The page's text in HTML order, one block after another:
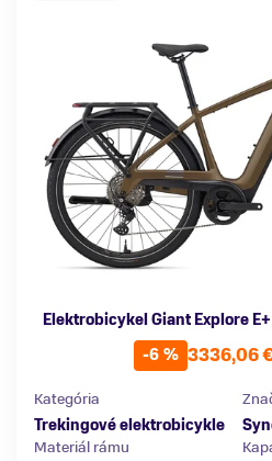
Elektrobicykel Giant Explore
-6 % 3336,06
Kategória
Trekingové elektrobicykle
Materiál rámu